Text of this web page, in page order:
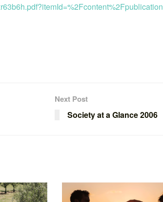
Next Post
Society at a Glance 2006